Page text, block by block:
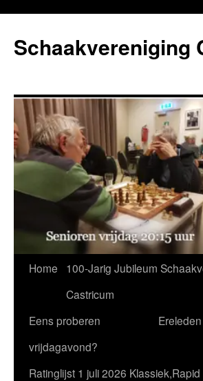
de
inhoud
Schaakvereniging
Home
100-Jarig Jubileum
Castricum
Eens proberen
vrijdagavond?
Ereleden
Ratinglijst 1 juli 2026 Klassiek,Rapid